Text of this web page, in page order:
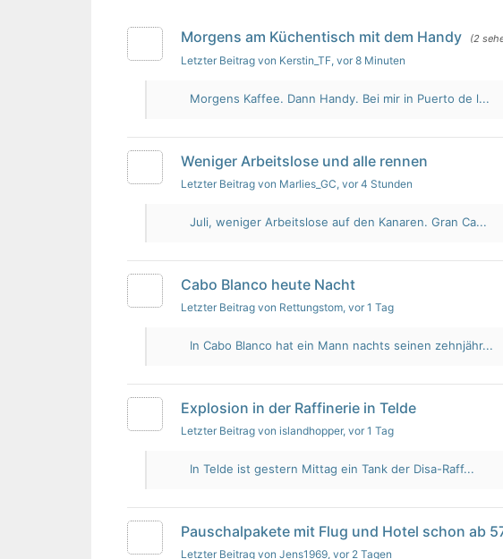
Morgens am Küchentisch mit dem Handy (2
Letzter Beitrag von Kerstin_TF, vor 8 Minuten
Morgens Kaffee. Dann Handy. Bei mir in Puerto de l...
Weniger Arbeitslose und alle rennen
Letzter Beitrag von Marlies_GC, vor 4 Stunden
Juli, weniger Arbeitslose auf den Kanaren. Gran Ca...
Cabo Blanco heute Nacht
Letzter Beitrag von Rettungstom, vor 1 Tag
In Cabo Blanco hat ein Mann nachts seinen zehnjähr...
Explosion in der Raffinerie in Telde
Letzter Beitrag von islandhopper, vor 1 Tag
In Telde ist gestern Mittag ein Tank der Disa-Raff...
Pauschalpakete mit Flug und Hotel schon ab
Letzter Beitrag von Jens1969, vor 2 Tagen